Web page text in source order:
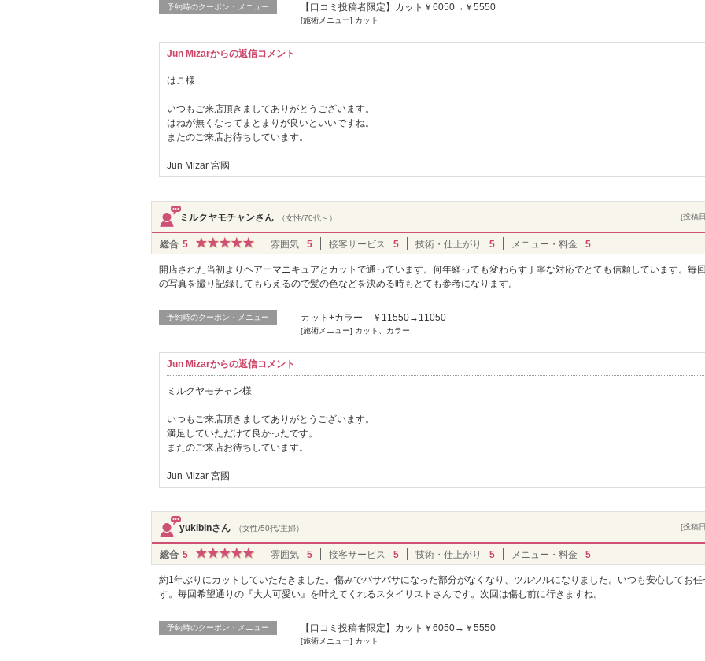
予約時のクーポン・メニュー 【口コミ投稿者限定】カット￥6050→￥5550
[施術メニュー] カット
Jun Mizarからの返信コメント
はこ様
いつもご来店頂きましてありがとうございます。
はねが無くなってまとまりが良いといいですね。
またのご来店お待ちしています。
Jun Mizar 宮國
ミルクヤモチャンさん （女性/70代～） [投稿
総合 5 雰囲気 5 接客サービス 5 技術・仕上がり 5 メニュー・料金 5
開店された当初よりヘアーマニキュアとカットで通っています。何年経っても変わらず丁寧な対応でとても信頼しています。毎
の写真を撮り記録してもらえるので髪の色などを決める時もとても参考になります。
予約時のクーポン・メニュー カット+カラー ￥11550→11050
[施術メニュー] カット、カラー
Jun Mizarからの返信コメント
ミルクヤモチャン様
いつもご来店頂きましてありがとうございます。
満足していただけて良かったです。
またのご来店お待ちしています。
Jun Mizar 宮國
yukibinさん （女性/50代/主婦） [投稿
総合 5 雰囲気 5 接客サービス 5 技術・仕上がり 5 メニュー・料金 5
約1年ぶりにカットしていただきました。傷みでパサパサになった部分がなくなり、ツルツルになりました。いつも安心してお任
す。毎回希望通りの『大人可愛い』を叶えてくれるスタイリストさんです。次回は傷む前に行きますね。
予約時のクーポン・メニュー 【口コミ投稿者限定】カット￥6050→￥5550
[施術メニュー] カット